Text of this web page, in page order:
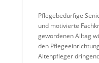
Pflegebedürfige
und motivierte
gewordenen Alltag
den
Altenpfleger